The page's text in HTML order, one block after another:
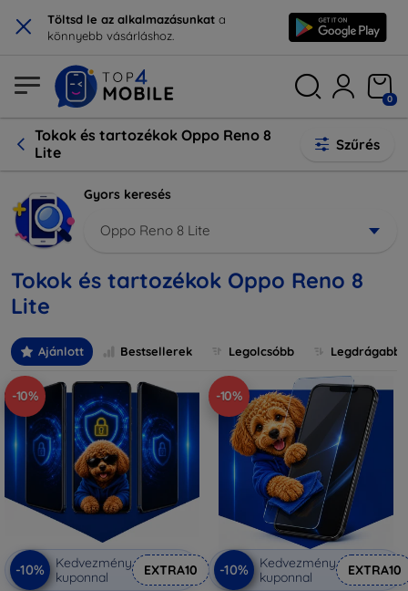
× Töltsd le az alkalmazásunkat a
könnyebb vásárláshoz.
0
Tokok és tartozékok Oppo Reno 8
Lite
Szűrés
Gyors keresés
Oppo Reno 8 Lite
Tokok és tartozékok Oppo Reno 8
Lite
Ajánlott Bestsellerek Legolcsóbb Legdrágabb
-10%
-10%
Kedvezmény
kuponnal
EXTRA10
-10%
-10%
Kedvezmény
kuponnal
EXTRA10